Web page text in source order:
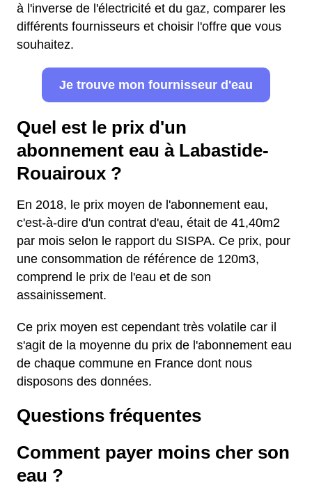
à l'inverse de l'électricité et du gaz, comparer les
différents fournisseurs et choisir l'offre que vous
souhaitez.
Je trouve mon fournisseur d'eau
Quel est le prix d'un
abonnement eau à Labastide-
Rouairoux ?
En 2018, le prix moyen de l'abonnement eau,
c'est-à-dire d'un contrat d'eau, était de 41,40m2
par mois selon le rapport du SISPA. Ce prix, pour
une consommation de référence de 120m3,
comprend le prix de l'eau et de son
assainissement.
Ce prix moyen est cependant très volatile car il
s'agit de la moyenne du prix de l'abonnement eau
de chaque commune en France dont nous
disposons des données.
Questions fréquentes
Comment payer moins cher son
eau ?